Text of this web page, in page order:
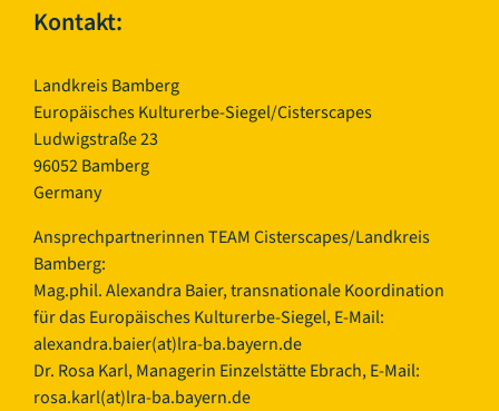
Kontakt:
Landkreis Bamberg
Europäisches Kulturerbe-Siegel/Cisterscapes
Ludwigstraße 23
96052 Bamberg
Germany
Ansprechpartnerinnen TEAM Cisterscapes/Landkreis
Bamberg:
Mag.phil. Alexandra Baier, transnationale Koordination
für das Europäisches Kulturerbe-Siegel, E-Mail:
alexandra.baier(at)lra-ba.bayern.de
Dr. Rosa Karl, Managerin Einzelstätte Ebrach, E-Mail:
rosa.karl(at)lra-ba.bayern.de